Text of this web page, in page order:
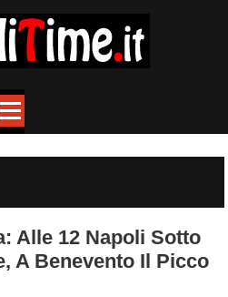
Alle 12 Napoli Sotto
A Benevento Il Picco